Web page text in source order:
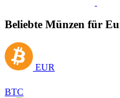
Beliebte Münzen für
EUR
BTC